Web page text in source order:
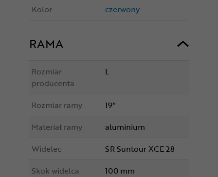
Kolor
czerwony
RAMA
Rozmiar
producenta
L
Rozmiar ramy
19"
Materiał ramy
aluminium
Widelec
SR Suntour XCE 28
Skok widelca
100 mm